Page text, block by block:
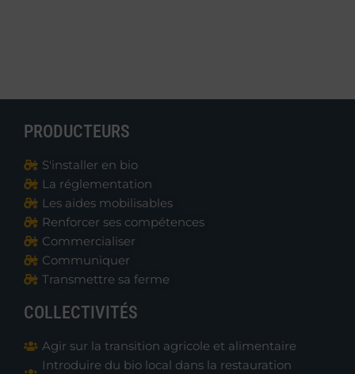
PRODUCTEURS
S'installer en bio
La réglementation
Les aides mobilisables
Renforcer ses compétences
Commercialiser
Communiquer
Transmettre sa ferme
COLLECTIVITÉS
Agir sur la transition agricole et alimentaire
Introduire du bio local dans la restauration